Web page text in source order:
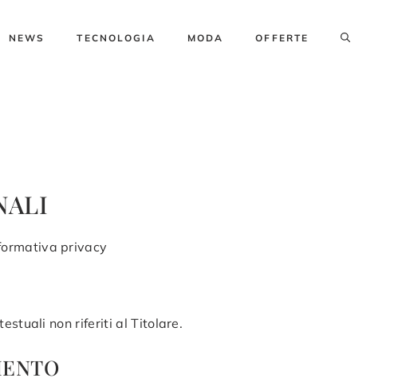
NEWS TECNOLOGIA MODA OFFERTE
privacy
non riferiti al Titolare.